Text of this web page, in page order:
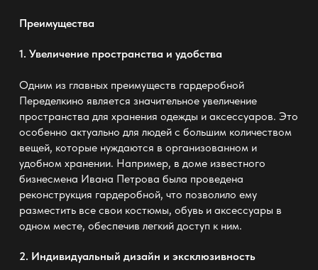
Преимущества
1. Увеличение пространства и удобства
Одним из главных преимуществ гардеробной
Переделкино является значительное увеличение
пространства для хранения одежды и аксессуаров. Это
особенно актуально для людей с большим количеством
вещей, которые нуждаются в организованном и
удобном хранении. Например, в доме известного
бизнесмена Ивана Петрова была проведена
реконструкция гардеробной, что позволило ему
разместить все свои костюмы, обувь и аксессуары в
одном месте, обеспечив легкий доступ к ним.
2. Индивидуальный дизайн и эксклюзивность